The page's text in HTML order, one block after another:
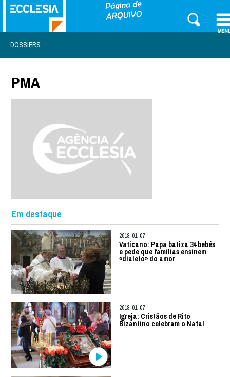
DOSSIERS
PMA
Em destaque
2018-01-07
Vaticano: Papa batiza 34 bebés
e pede que famílias ensinem
«dialeto» do amor
2018-01-07
Igreja: Cristãos de Rito
Bizantino celebram o Natal